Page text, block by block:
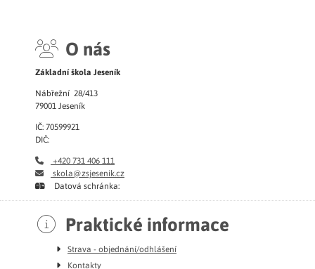
O nás
Základní škola Jeseník
Nábřežní 28/413
79001 Jeseník
IČ: 70599921
DIČ:
+420 731 406 111
skola@zsjesenik.cz
Datová schránka:
Praktické informace
Strava - objednání/odhlášení
Kontakty